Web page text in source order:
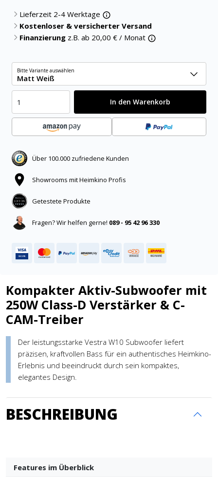
Lieferzeit 2-4 Werktage
Kostenloser & versicherter Versand
Finanzierung z.B. ab 20,00 € / Monat
Bitte Variante auswählen
Matt Weiß
In den Warenkorb
Über 100.000 zufriedene Kunden
Showrooms mit Heimkino Profis
Getestete Produkte
Fragen? Wir helfen gerne! 089 - 95 42 96 330
Kompakter Aktiv-Subwoofer mit
250W Class-D Verstärker & C-
CAM-Treiber
Der leistungsstarke Vestra W10 Subwoofer liefert
präzisen, kraftvollen Bass für ein authentisches Heimkino-
Erlebnis und beeindruckt durch sein kompaktes,
elegantes Design.
BESCHREIBUNG
Features im Überblick